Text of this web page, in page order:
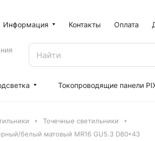
Информация Контакты Оплата
Токопроводящие панели
Точечные светильники
белый матовый MR16 GU5.3 D80*43